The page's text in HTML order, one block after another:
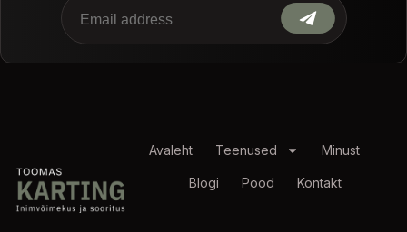
Avaleht Teenused Minust
Blogi Pood Kontakt